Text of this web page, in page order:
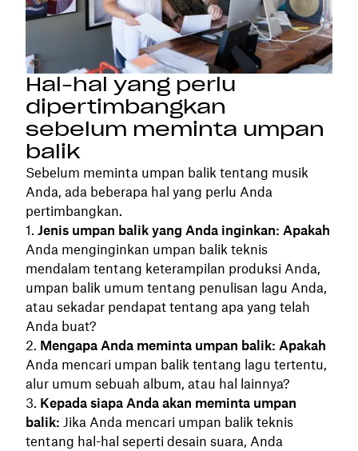
Hal-hal yang perlu
dipertimbangkan
sebelum meminta umpan
balik
Sebelum meminta umpan balik tentang musik
Anda, ada beberapa hal yang perlu Anda
pertimbangkan.
Jenis umpan balik yang Anda inginkan: Apakah
Anda menginginkan umpan balik teknis
mendalam tentang keterampilan produksi Anda,
umpan balik umum tentang penulisan lagu Anda,
atau sekadar pendapat tentang apa yang telah
Anda buat?
Mengapa Anda meminta umpan balik: Apakah
Anda mencari umpan balik tentang lagu tertentu,
alur umum sebuah album, atau hal lainnya?
Kepada siapa Anda akan meminta umpan
balik: Jika Anda mencari umpan balik teknis
tentang hal-hal seperti desain suara, Anda